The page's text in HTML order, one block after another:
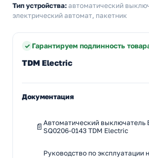
Тип устройства:автоматический
электрический автомат, пакетник
Гарантируем подлинность
TDM Electric
Документация
Автоматический выключатель
SQ0206-0143 TDM Electric
Руководство по эксплуатации